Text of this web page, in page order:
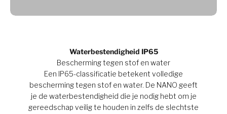
Waterbestendigheid IP65
Bescherming tegen stof en water
Een IP65-classificatie betekent volledige
bescherming tegen stof en water. De NANO geeft
je de waterbestendigheid die je nodig hebt om je
gereedschap veilig te houden in zelfs de slechtste